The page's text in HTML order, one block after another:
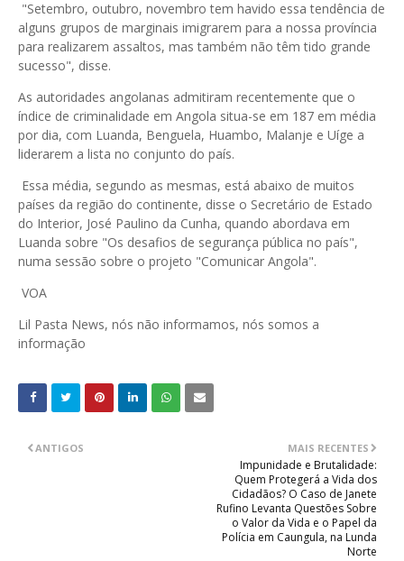
"Setembro, outubro, novembro tem havido essa tendência de
alguns grupos de marginais imigrarem para a nossa província
para realizarem assaltos, mas também não têm tido grande
sucesso", disse.
As autoridades angolanas admitiram recentemente que o
índice de criminalidade em Angola situa-se em 187 em média
por dia, com Luanda, Benguela, Huambo, Malanje e Uíge a
liderarem a lista no conjunto do país.
Essa média, segundo as mesmas, está abaixo de muitos
países da região do continente, disse o Secretário de Estado
do Interior, José Paulino da Cunha, quando abordava em
Luanda sobre "Os desafios de segurança pública no país",
numa sessão sobre o projeto "Comunicar Angola".
VOA
Lil Pasta News, nós não informamos, nós somos a
informação
MAIS RECENTES
Impunidade e Brutalidade:
Quem Protegerá a Vida dos
Cidadãos? O Caso de Janete
Rufino Levanta Questões Sobre
o Valor da Vida e o Papel da
Polícia em Caungula, na Lunda
Norte
ANTIGOS